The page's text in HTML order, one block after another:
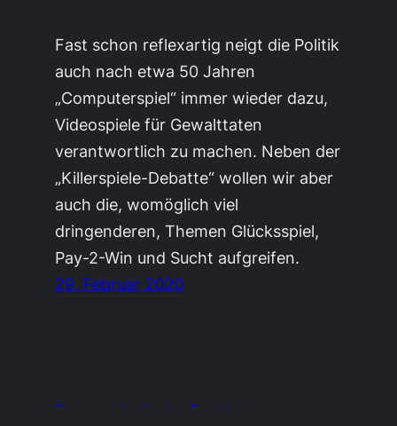
Fast schon reflexartig neigt die Politik
auch nach etwa 50 Jahren
„Computerspiel“ immer wieder dazu,
Videospiele für Gewalttaten
verantwortlich zu machen. Neben der
„Killerspiele-Debatte“ wollen wir aber
auch die, womöglich viel
dringenderen, Themen Glücksspiel,
Pay-2-Win und Sucht aufgreifen.
29. Februar 2020
Das quadratische Duett